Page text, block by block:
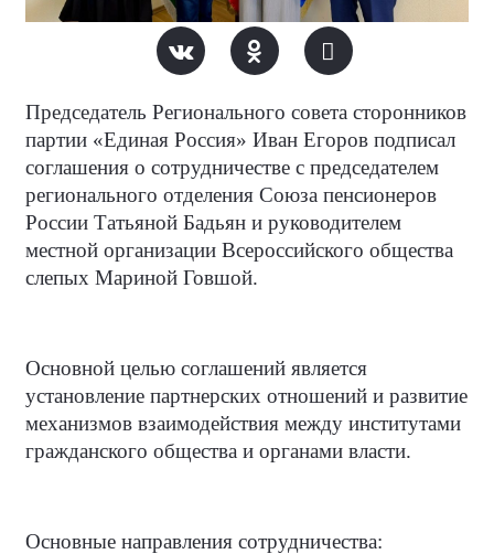
Председатель Регионального совета сторонников
партии «Единая Россия» Иван Егоров подписал
соглашения о сотрудничестве с председателем
регионального отделения Союза пенсионеров
России Татьяной Бадьян и руководителем
местной организации Всероссийского общества
слепых Мариной Говшой.
Основной целью соглашений является
установление партнерских отношений и развитие
механизмов взаимодействия между институтами
гражданского общества и органами власти.
Основные направления сотрудничества: